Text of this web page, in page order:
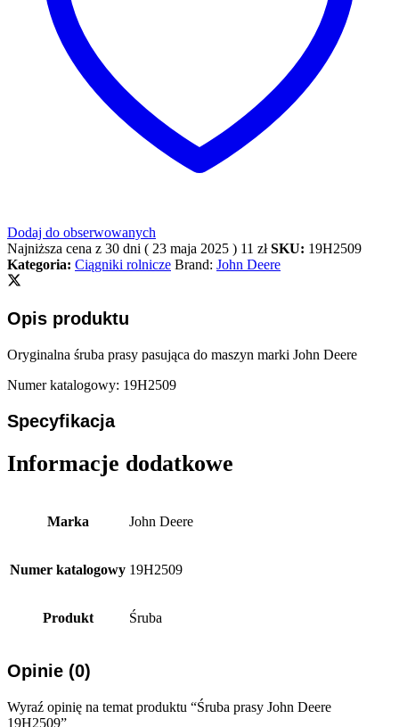
Dodaj do obserwowanych
Najniższa cena z 30 dni ( 23 maja 2025 ) 11 zł SKU: 19H2509
Kategoria: Ciągniki rolnicze Brand: John Deere
Opis produktu
Oryginalna śruba prasy pasująca do maszyn marki John Deere
Numer katalogowy: 19H2509
Specyfikacja
Informacje dodatkowe
Marka John Deere
Numer katalogowy 19H2509
Produkt Śruba
Opinie (0)
Wyraź opinię na temat produktu “Śruba prasy John Deere
19H2509”